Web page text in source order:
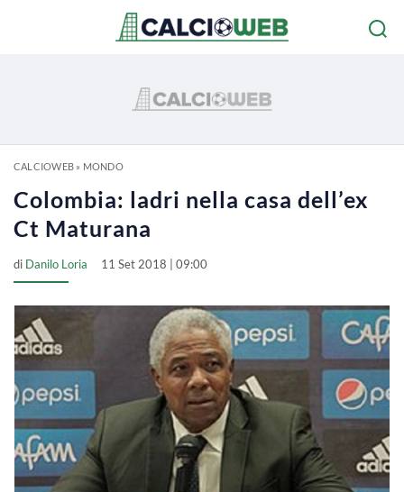
CALCIOWEB» MONDO
Colombia: ladri nella casa dell’ex
Ct Maturana
di Danilo Loria 11 Set 2018 | 09:00